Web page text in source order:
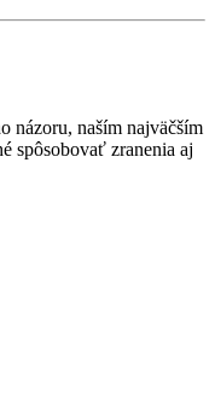
názoru, naším najväčším
spôsobovať zranenia aj